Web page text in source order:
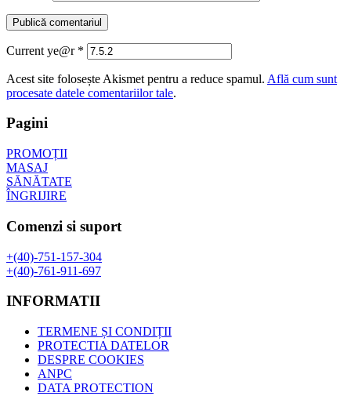
Current ye@r *
Acest site folosește Akismet pentru a reduce spamul. Află cum sunt
procesate datele comentariilor tale.
Pagini
PROMOȚII
MASAJ
SĂNĂTATE
ÎNGRIJIRE
Comenzi si suport
+(40)-751-157-304
+(40)-761-911-697
INFORMATII
TERMENE ȘI CONDIȚII
PROTECTIA DATELOR
DESPRE COOKIES
ANPC
DATA PROTECTION